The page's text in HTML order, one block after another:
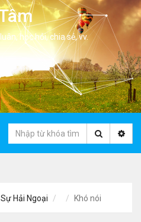
học hỏi, chia sẻ, vv.
Hải Ngoại Khó nói